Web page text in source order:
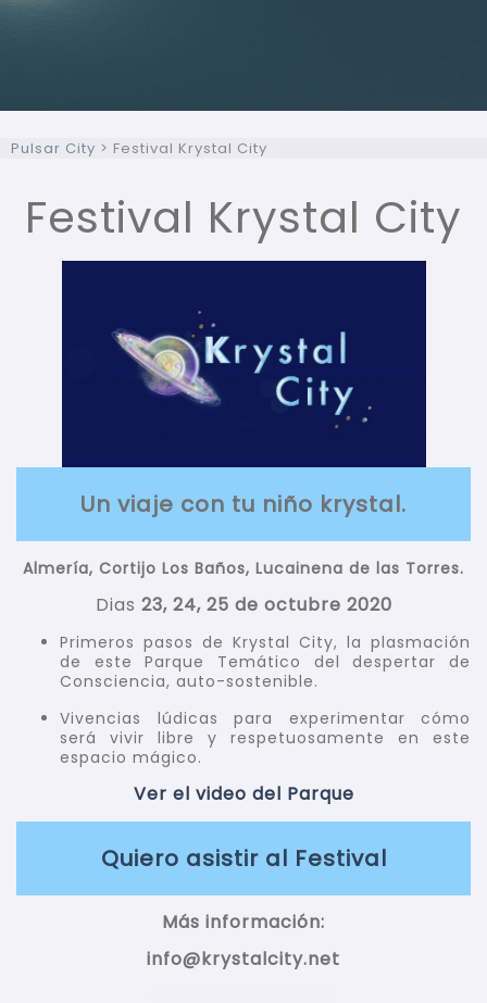
Pulsar City > Festival Krystal City
Festival Krystal City
Un viaje con tu niño krystal.
Almería, Cortijo Los Baños, Lucainena de las Torres.
Dias 23, 24, 25 de octubre 2020
Primeros pasos de Krystal City, la plasmación
de este Parque Temático del despertar de
Consciencia, auto-sostenible.
Vivencias lúdicas para experimentar cómo
será vivir libre y respetuosamente en este
espacio mágico.
Ver el video del Parque
Quiero asistir al Festival
Más información:
info@krystalcity.net